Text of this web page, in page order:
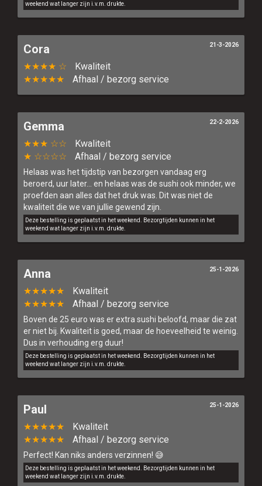
weekend wat langer zijn i.v.m. drukte.
Cora
★★★★ ☆
Kwaliteit
★★★★★
Afhaal / bezorg service
21-3-2026
Gemma
★★★ ☆☆
Kwaliteit
★ ☆☆☆☆
Afhaal / bezorg service
Helaas was het tijdstip van bezorgen vandaag erg
beroerd, uur later… en helaas was de sushi ook minder, we
proefden aan alles dat het druk was. Dit was niet de
kwaliteit die we van jullie gewend zijn.
Deze bestelling is geplaatst in het weekend. Bezorgtijden kunnen in het
weekend wat langer zijn i.v.m. drukte.
22-2-2026
Anna
★★★★★
Kwaliteit
★★★★★
Afhaal / bezorg service
Boven de 25 euro was er extra sushi beloofd, maar die zat
er niet bij. Kwaliteit is goed, maar de hoeveelheid te weinig.
Dus in verhouding erg duur!
Deze bestelling is geplaatst in het weekend. Bezorgtijden kunnen in het
weekend wat langer zijn i.v.m. drukte.
25-1-2026
Paul
★★★★★
Kwaliteit
★★★★★
Afhaal / bezorg service
Perfect! Kan niks anders verzinnen! 😅
Deze bestelling is geplaatst in het weekend. Bezorgtijden kunnen in het
weekend wat langer zijn i.v.m. drukte.
25-1-2026